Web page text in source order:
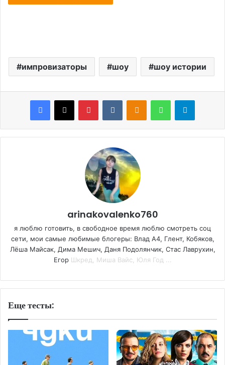
импровизаторы шоу шоу истории
arinakovalenko760
я люблю готовить, в свободное время люблю смотреть соц
сети, мои самые любимые блогеры: Влад А4, Глент, Кобяков,
Лёша Майсак, Дима Мешич, Даня Подолянчик, Стас Лаврухин,
Егор Шкред, Миша Вайс, Юля Год ...
Еще тесты: